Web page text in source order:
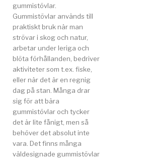
gummistövlar.
Gummistövlar används till
praktiskt bruk när man
strövar i skog och natur,
arbetar under leriga och
blöta förhållanden, bedriver
aktiviteter som t.ex. fiske,
eller när det är en regnig
dag på stan. Många drar
sig för att bära
gummistövlar och tycker
det är lite fånigt, men så
behöver det absolut inte
vara. Det finns många
väldesignade gummistövlar